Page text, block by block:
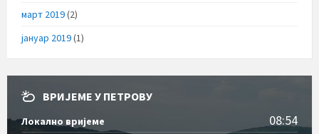
март 2019(2)
јануар 2019(1)
ВРИЈЕМЕ У ПЕТРОВУ
Локално вријеме 08:54